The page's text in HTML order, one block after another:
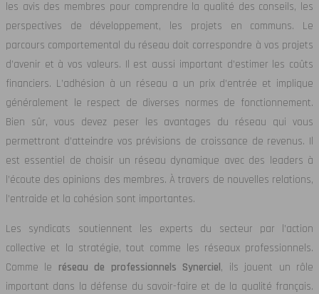
les avis des membres pour comprendre la qualité des conseils, les
perspectives de développement, les projets en communs. Le
parcours comportemental du réseau doit correspondre à vos projets
d’avenir et à vos valeurs. Il est aussi important d’estimer les coûts
financiers. L’adhésion à un réseau a un prix d’entrée et implique
généralement le respect de diverses normes de fonctionnement.
Bien sûr, vous devez peser les avantages du réseau qui vous
permettront d’atteindre vos prévisions de croissance de revenus. Il
est essentiel de choisir un réseau dynamique avec des leaders à
l’écoute des opinions des membres. À travers de nouvelles relations,
l’entraide et la cohésion sont importantes.
Les syndicats soutiennent les experts du secteur par l’action
collective et la stratégie, tout comme les réseaux professionnels.
Comme le réseau de professionnels Synerciel, ils jouent un rôle
important dans la défense du savoir-faire et de la qualité français.